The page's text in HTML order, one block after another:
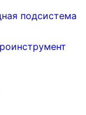
подсистема